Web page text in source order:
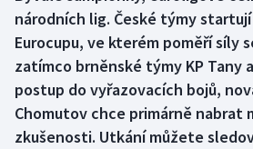
Box
Curling
Dostihy
Florbal
národních lig. České týmy
Eurocupu, ve kterém poměří síly
zatímco brněnské týmy KP Tany
postup do vyřazovacích bojů,
Chomutov chce primárně nabrat
zkušenosti. Utkání můžete